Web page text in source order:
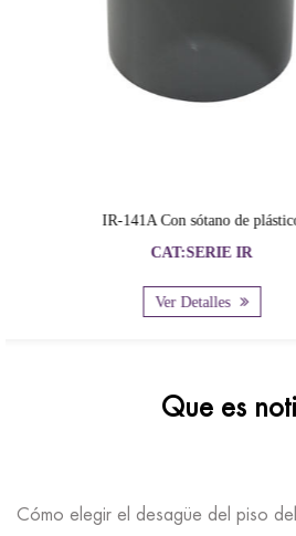
IR-141B con
Que es
Cómo elegir el desagüe del piso